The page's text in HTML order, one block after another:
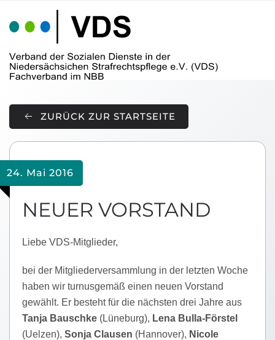
Skip to main content
ZURÜCK ZUR STARTSEITE
24. Mai 2016
NEUER VORSTAND
Liebe VDS-Mitglieder,
bei der Mitgliederversammlung in der letzten Woche
haben wir turnusgemäß einen neuen Vorstand
gewählt. Er besteht für die nächsten drei Jahre aus
Tanja Bauschke (Lüneburg), Lena Bulla-Förstel
(Uelzen), Sonja Clausen (Hannover), Nicole